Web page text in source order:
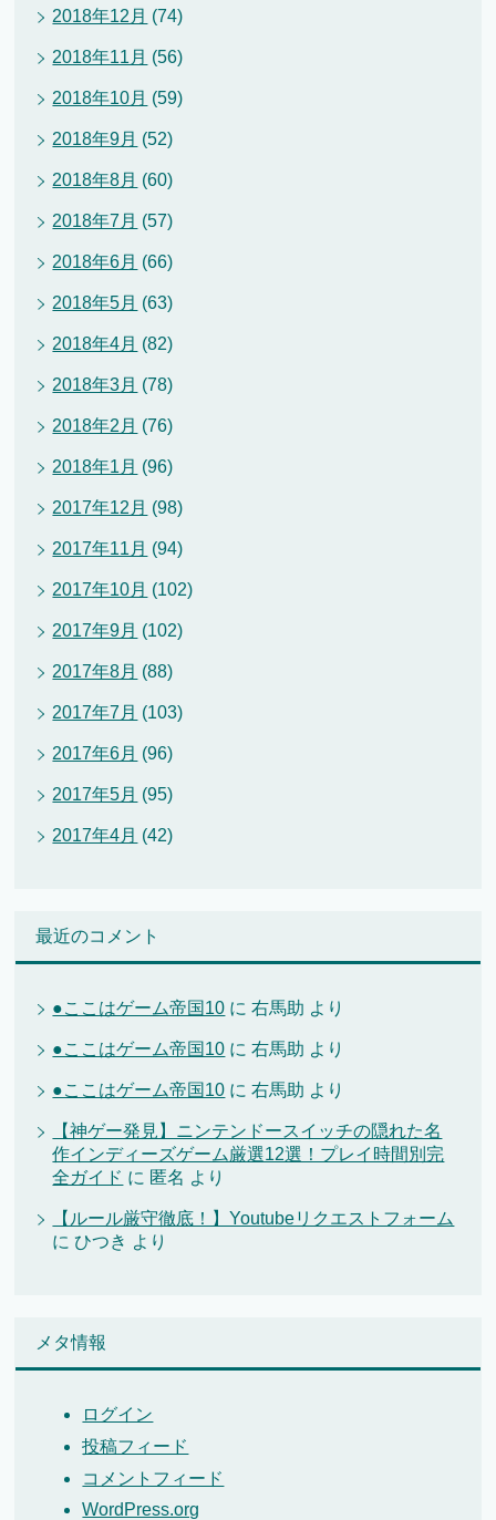
2018年12月 (74)
2018年11月 (56)
2018年10月 (59)
2018年9月 (52)
2018年8月 (60)
2018年7月 (57)
2018年6月 (66)
2018年5月 (63)
2018年4月 (82)
2018年3月 (78)
2018年2月 (76)
2018年1月 (96)
2017年12月 (98)
2017年11月 (94)
2017年10月 (102)
2017年9月 (102)
2017年8月 (88)
2017年7月 (103)
2017年6月 (96)
2017年5月 (95)
2017年4月 (42)
最近のコメント
●ここはゲーム帝国10 に右馬助 より
●ここはゲーム帝国10 に右馬助 より
●ここはゲーム帝国10 に右馬助 より
【神ゲー発見】ニンテンドースイッチの隠れた名
作インディーズゲーム厳選12選！プレイ時間別完
全ガイド に 匿名 より
【ルール厳守徹底！】Youtubeリクエストフォーム
にひつき より
メタ情報
ログイン
投稿フィード
コメントフィード
WordPress.org